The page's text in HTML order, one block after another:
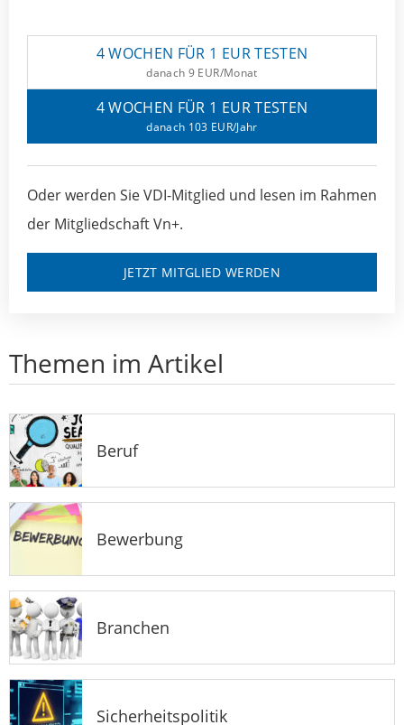
4 WOCHEN FÜR 1 EUR TESTEN
danach 9 EUR/Monat
4 WOCHEN FÜR 1 EUR TESTEN
danach 103 EUR/Jahr
Oder werden Sie VDI-Mitglied und lesen im Rahmen
der Mitgliedschaft Vn+.
JETZT MITGLIED WERDEN
Themen im Artikel
Beruf
Bewerbung
Branchen
Sicherheitspolitik